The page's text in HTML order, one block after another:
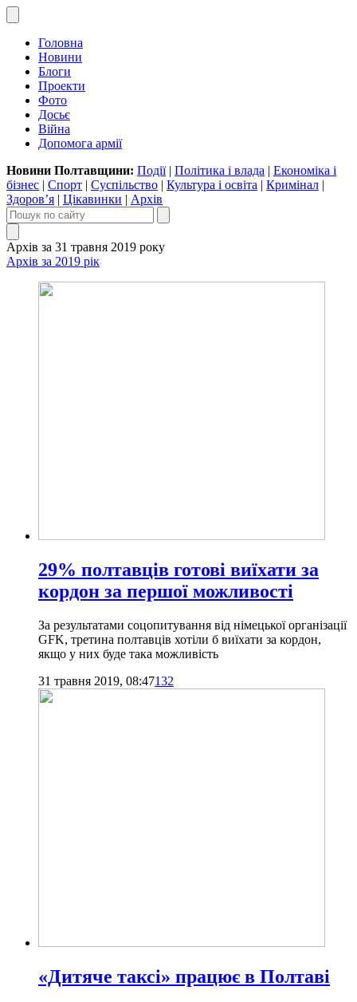
Головна
Новини
Блоги
Проекти
Фото
Досьє
Війна
Допомога армії
Новини Полтавщини: Події| Політика і влада | Економіка і
бізнес | Спорт | Суспільство | Культура і освіта | Кримінал |
Здоров’я | Цікавинки | Архів
Архів за 31 травня 2019 року
Архів за 2019 рік
29% полтавців готові виїхати за
кордон за першої можливості
За результатами соцопитування від німецької організації
GFK, третина полтавців хотіли б виїхати за кордон,
якщо у них буде така можливість
31 травня 2019, 08:47132
«Дитяче таксі» працює в Полтаві